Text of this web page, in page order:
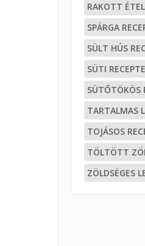
RAKOTT
SPÁRGA
SÜLT HÚS
SÜTI
SÜTŐTÖKÖS
TARTALMAS
TOJÁSOS
TÖLTÖTT
ZÖLDSÉGES